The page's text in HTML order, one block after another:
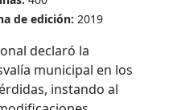
de edición: 2019
declaró la
municipal en los
instando al